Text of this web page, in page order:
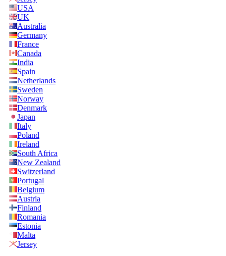
USA
UK
Australia
Germany
France
Canada
India
Spain
Netherlands
Sweden
Norway
Denmark
Japan
Italy
Poland
Ireland
South Africa
New Zealand
Switzerland
Portugal
Belgium
Austria
Finland
Romania
Estonia
Malta
Jersey